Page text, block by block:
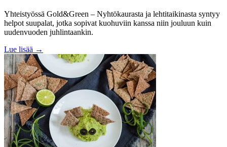
Yhteistyössä Gold&Green – Nyhtökaurasta ja lehtitaikinasta syntyy
helpot suupalat, jotka sopivat kuohuviin kanssa niin jouluun kuin
uudenvuoden juhlintaankin.
Lue lisää →